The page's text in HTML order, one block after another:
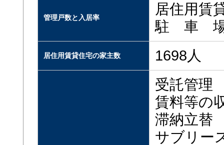
管理戸数と入居率
居住用賃
駐 車 場
居住用賃貸住宅の家主数 1698人
受託管理
賃料等の
滞納立替
サブリー